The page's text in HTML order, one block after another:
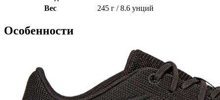
Вес
245 г / 8.6 унций
Особенности